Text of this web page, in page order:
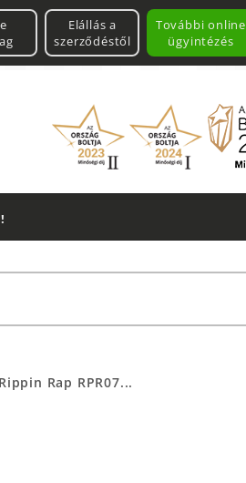
További online
ügyintézés
Elállás a
szerződéstől
Rap RPR07...